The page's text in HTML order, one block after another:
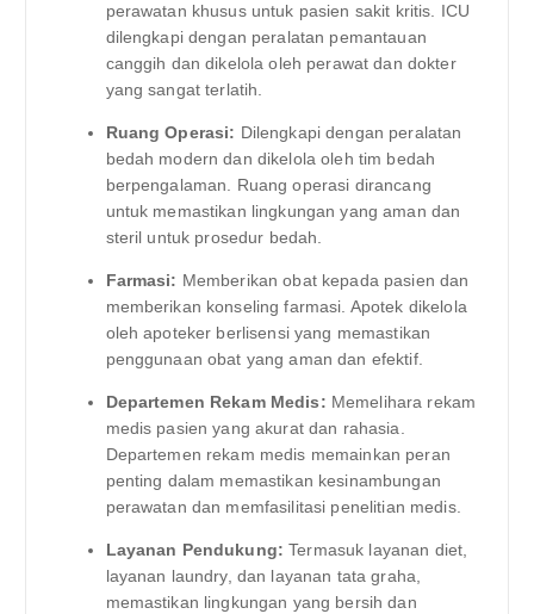
perawatan khusus untuk pasien sakit kritis. ICU
dilengkapi dengan peralatan pemantauan
canggih dan dikelola oleh perawat dan dokter
yang sangat terlatih.
Ruang Operasi: Dilengkapi dengan peralatan
bedah modern dan dikelola oleh tim bedah
berpengalaman. Ruang operasi dirancang
untuk memastikan lingkungan yang aman dan
steril untuk prosedur bedah.
Farmasi: Memberikan obat kepada pasien dan
memberikan konseling farmasi. Apotek dikelola
oleh apoteker berlisensi yang memastikan
penggunaan obat yang aman dan efektif.
Departemen Rekam Medis: Memelihara rekam
medis pasien yang akurat dan rahasia.
Departemen rekam medis memainkan peran
penting dalam memastikan kesinambungan
perawatan dan memfasilitasi penelitian medis.
Layanan Pendukung: Termasuk layanan diet,
layanan laundry, dan layanan tata graha,
memastikan lingkungan yang bersih dan